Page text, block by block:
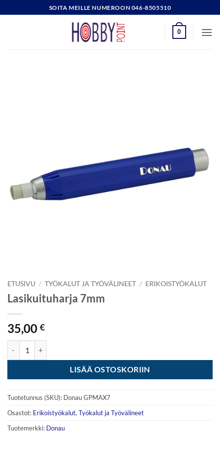
to
SOITA MEILLE NUMEROON 046-8505510
0
ETUSIVU / TYÖKALUT JA TYÖVÄLINEET / ERIKOISTYÖKALUT
Lasikuituharja 7mm
35,00 €
LISÄÄ OSTOSKORIIN
Tuotetunnus (SKU): Donau GPMAX7
Osastot: Erikoistyökalut, Työkalut ja Työvälineet
Tuotemerkki: Donau